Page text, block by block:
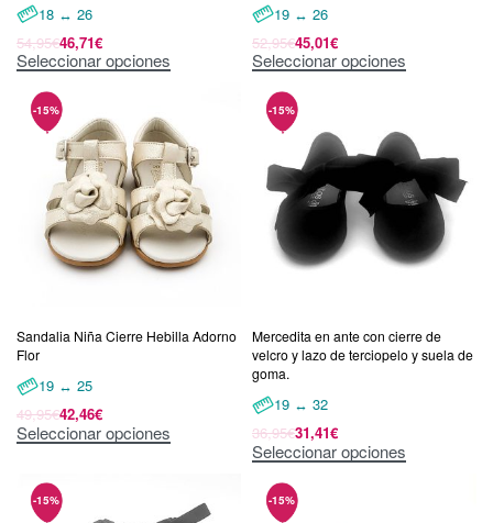
18 ↔ 26
54,95€46,71€
Seleccionar opciones
19 ↔ 26
52,95€45,01€
Seleccionar opciones
Sandalia Niña Cierre Hebilla Adorno
Flor
19 ↔ 25
49,95€42,46€
Seleccionar opciones
Mercedita en ante con cierre de
velcro y lazo de terciopelo y suela de
goma.
19 ↔ 32
36,95€31,41€
Seleccionar opciones